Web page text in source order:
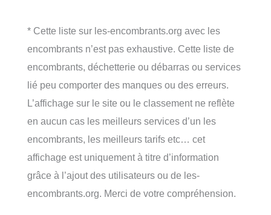
* Cette liste sur les-encombrants.org avec les
encombrants n’est pas exhaustive. Cette liste de
encombrants, déchetterie ou débarras ou services
lié peu comporter des manques ou des erreurs.
L’affichage sur le site ou le classement ne reflète
en aucun cas les meilleurs services d’un les
encombrants, les meilleurs tarifs etc… cet
affichage est uniquement à titre d’information
grâce à l’ajout des utilisateurs ou de les-
encombrants.org. Merci de votre compréhension.